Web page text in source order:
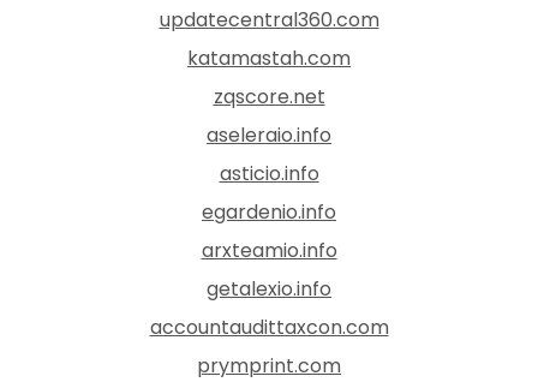
updatecentral360.com
katamastah.com
zqscore.net
aseleraio.info
asticio.info
egardenio.info
arxteamio.info
getalexio.info
accountaudittaxcon.com
prymprint.com